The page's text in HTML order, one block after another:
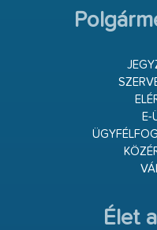
E-
Élet